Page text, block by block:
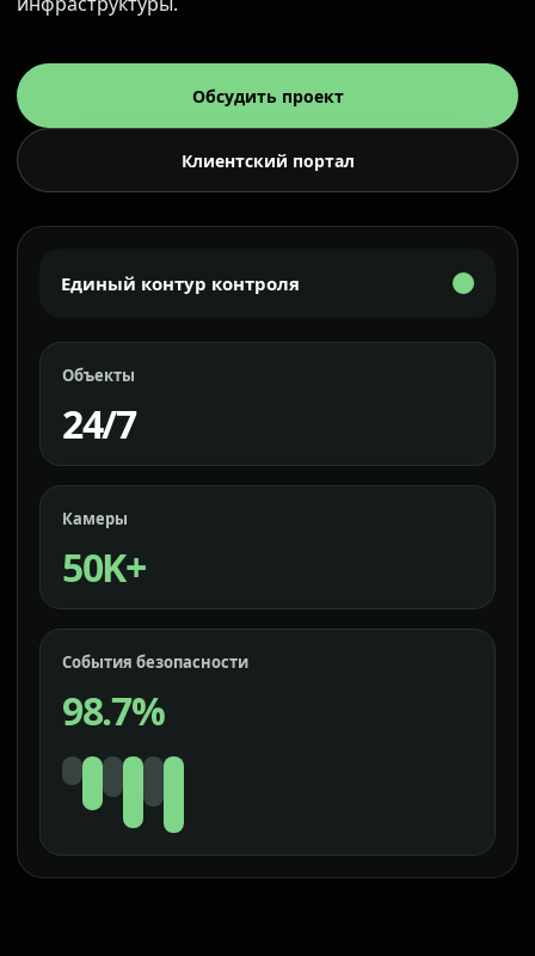
Обсудить проект
Клиентский портал
Единый контур контроля
Объекты
24/7
Камеры
50K+
События безопасности
98.7%